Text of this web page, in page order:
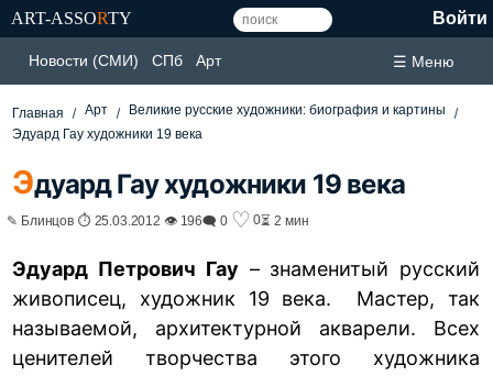
ART-ASSORTY Войти
Новости (СМИ) СПб Арт ☰ Меню
Главная Арт
Великие русские художники: биография и картины
Эдуард Гау художники 19 века
Эдуард Гау художники 19 века
✎ Блинцов ⏱ 25.03.2012 👁 196🗨 0 ♡ 0⏳ 2 мин
Эдуард Петрович Гау – знаменитый русский
живописец, художник 19 века. Мастер, так
называемой, архитектурной акварели. Всех
ценителей творчества этого художника